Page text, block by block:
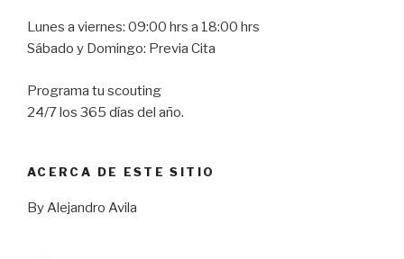
Lunes a viernes: 09:00 hrs a 18:00 hrs
Sábado y Domingo: Previa Cita
Programa tu scouting
24/7 los 365 días del año.
ACERCA DE ESTE SITIO
By Alejandro Avila